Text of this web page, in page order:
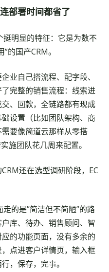
部署时间都省了
挺明显的特征：它是为数不
的国产CRM。
业自己搭流程、配字段、
完整的销售流程：线索进
、回款，全链路都有现成
设置（比如团队架构、商
要像简道云那样从零搭
施团队花几周来配置。
还在选型调研阶段，EC
的是”简洁但不简陋”的路
库、待办、销售顾问、智
的功能页面，没有多余的
点进客户详情页，输入框
，保存，完事。